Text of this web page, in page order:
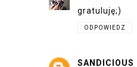
gratuluję;)
ODPOWIEDZ
SANDICIOUS